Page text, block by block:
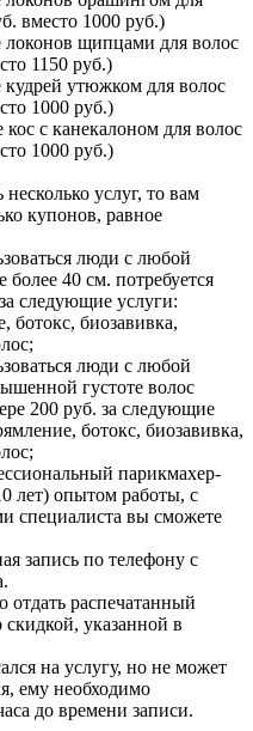
вместо 1000 руб.)
щипцами для волос
1150 руб.)
утюжком для волос
1000 руб.)
с канекалоном для волос
1000 руб.)
услуг, то вам
купонов, равное
люди с любой
40 см. потребуется
следующие услуги:
ботокс, биозавивка,
люди с любой
густоте волос
200 руб. за следующие
ботокс, биозавивка,
парикмахер-
лет) опытом работы, с
специалиста вы сможете
запись по телефону с
распечатанный
указанной в
на услугу, но не может
ему необходимо
до времени записи.